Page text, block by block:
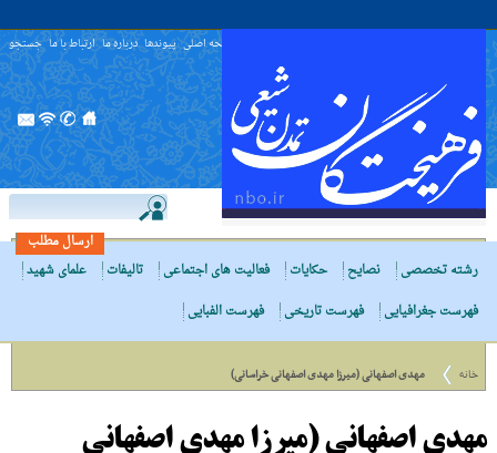
صفحه اصلی پیوندها درباره ما ارتباط با ما جستجو
ارسال مطلب
رشته تخصصی
نصایح حکایات فعالیت های اجتماعی تالیفات
علمای شهید
فهرست جغرافیایی
فهرست تاریخی فهرست الفبایی
خانه مهدی اصفهانی (میرزا مهدی اصفهانی خراسانی)
مهدی اصفهانی (میرزا مهدی اصفهانی